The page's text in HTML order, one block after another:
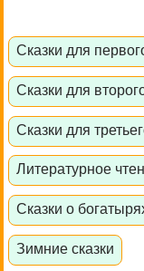
Сказки для
Сказки для
Сказки для
Литературное
Сказки о
Зимние сказки